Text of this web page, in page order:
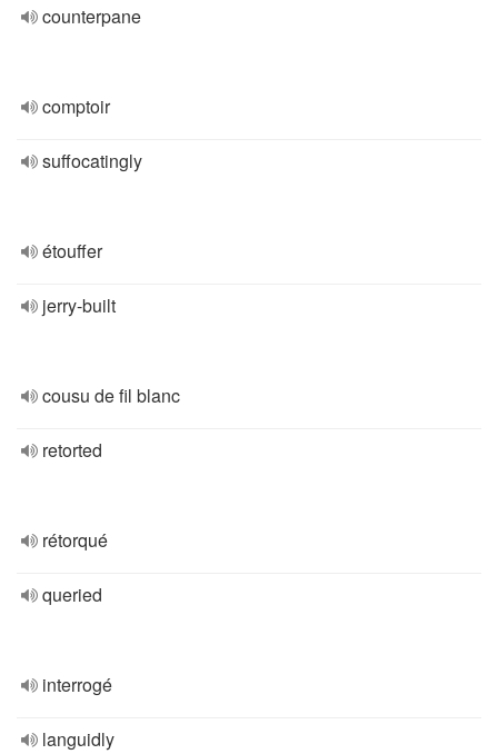
counterpane
comptoir
suffocatingly
étouffer
jerry-built
cousu de fil blanc
retorted
rétorqué
queried
interrogé
languidly